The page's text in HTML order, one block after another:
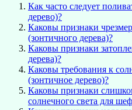
Как часто следует
дерево)?
Каковы признаки
(зонтичного дерева)?
Каковы признаки
дерева)?
Каковы требования к
(зонтичное дерево)?
Каковы признаки
солнечного света для